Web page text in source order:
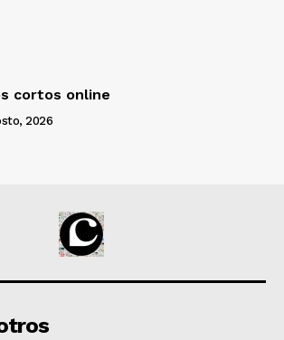
cortos online
2026